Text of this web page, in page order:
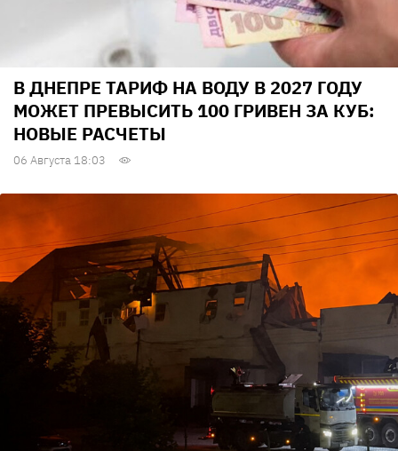
В ДНЕПРЕ ТАРИФ НА ВОДУ В 2027 ГОДУ
МОЖЕТ ПРЕВЫСИТЬ 100 ГРИВЕН ЗА КУБ:
НОВЫЕ РАСЧЕТЫ
06 Августа 18:03